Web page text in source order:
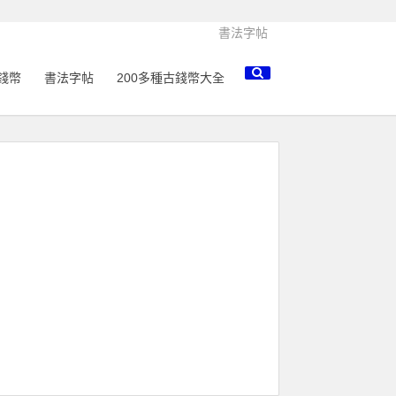
書法字帖
幣 書法字帖 200多種古錢幣大全